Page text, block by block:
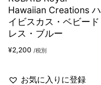
Hawaiian Creations ハ
イビスカス・ベビード
レス・ブルー
¥2,200 /税別
お気に入りに登録